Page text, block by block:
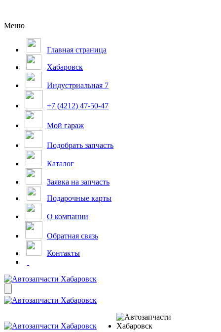
Меню
Главная страница
Хабаровск
Индустриальная 7
+7 (4212) 47-50-47
Мой гараж
Подобрать запчасть
Каталог
Заявка на запчасть
Подарочные карты
О компании
Обратная связь
Контакты